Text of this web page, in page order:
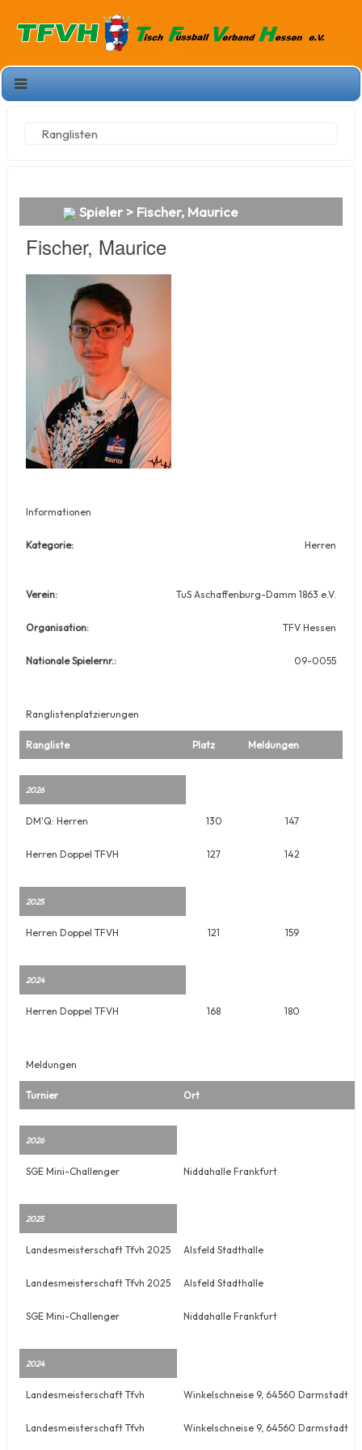
Ranglisten
Spieler > Fischer, Maurice
Fischer, Maurice
Informationen
Kategorie: Herren
Verein: TuS Aschaffenburg-Damm 1863 e.V.
Organisation: TFV Hessen
Nationale Spielernr.: 09-0055
Ranglistenplatzierungen
Rangliste Platz Meldungen
2026
DM'Q: Herren 130 147
Herren Doppel TFVH 127 142
2025
Herren Doppel TFVH 121 159
2024
Herren Doppel TFVH 168 180
Meldungen
Turnier Ort
2026
SGE Mini-Challenger Niddahalle Frankfurt
2025
Landesmeisterschaft Tfvh 2025 Alsfeld Stadthalle
Landesmeisterschaft Tfvh 2025 Alsfeld Stadthalle
SGE Mini-Challenger Niddahalle Frankfurt
2024
Landesmeisterschaft Tfvh Winkelschneise 9, 64560 Darmstadt
Landesmeisterschaft Tfvh Winkelschneise 9, 64560 Darmstadt